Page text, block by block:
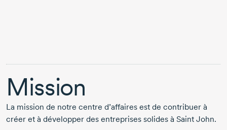
Mission
La mission de notre centre d’affaires est de contribuer à
créer et à développer des entreprises solides à Saint John.